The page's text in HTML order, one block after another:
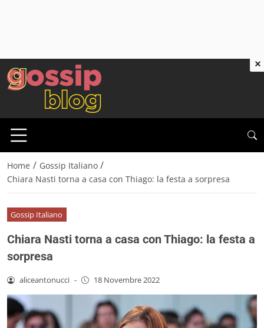
Home / Gossip Italiano /
Chiara Nasti torna a casa con Thiago: la festa a sorpresa
Gossip Italiano
Chiara Nasti torna a casa con Thiago: la festa a
sorpresa
aliceantonucci - 18 Novembre 2022
×